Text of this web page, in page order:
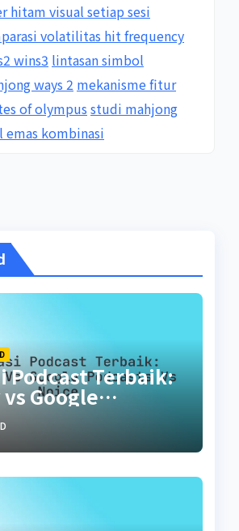
hitam visual setiap sesi
volatilitas hit frequency
wins3 lintasan simbol
ways 2 mekanisme fitur
of olympus studi mahjong
emas kombinasi
Podcast Terbaik:
Google
vs Noice